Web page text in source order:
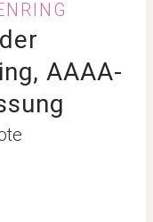
AAAA-